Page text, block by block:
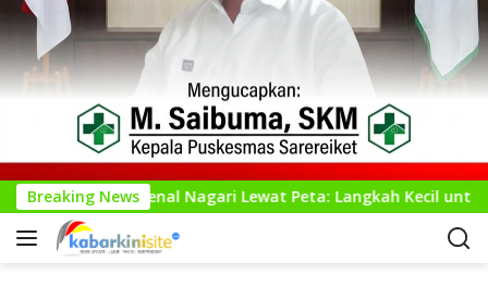
Breaking News
Nagari Lewat Peta: Langkah Kecil untuk Perencanaan